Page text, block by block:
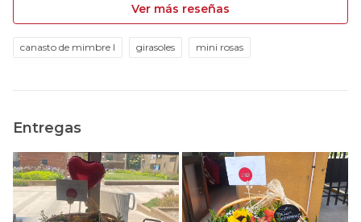
Ver más reseñas
canasto de mimbre l girasoles mini rosas
Entregas